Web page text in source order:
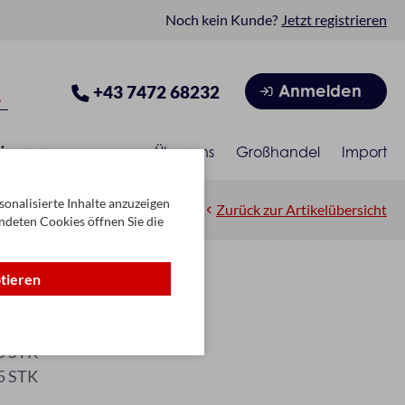
Noch kein Kunde? Jetzt registrieren
+43 7472 68232 Anmelden
Über uns Großhandel Import
Zurück zur Artikelübersicht
STK
STK
Inhalte anzuzeigen
Cookies öffnen Sie die